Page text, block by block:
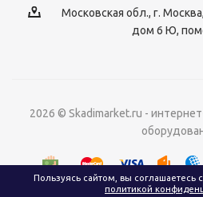
Пользуясь сайтом, вы соглашаетесь с
политикой
Московская обл., г. Москва,
дом 6 Ю,
2026 © Skadimarket.ru -